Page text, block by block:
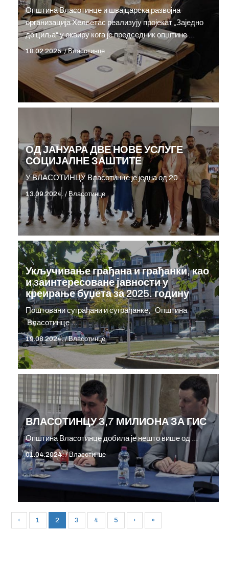
Општина Власотинце и швајцарска развојна
организација Хелветас реализују пројекат „Заједно
до циља“ у оквиру кога је председник општине …
18.02.2025./Власотинце
ОД ЈАНУАРА ДВЕ НОВЕ УСЛУГЕ
СОЦИЈАЛНЕ ЗАШТИТЕ
У ВЛАСОТИНЦУ Власотинце је једна од 20 …
13.09.2024. / Власотинце
Укључивање грађана и грађанки, као
и заинтересоване јавности у
креирање буџета за 2025. годину
Поштовани суграђани и суграђанке, Општина
Власотинце …
19.08.2024./Власотинце
ВЛАСОТИНЦУ 3,7 МИЛИОНА ЗА ГИС
Општина Власотинце добила је нешто више од …
01.04.2024./Власотинце
‹ 1 2 3 4 5 › »